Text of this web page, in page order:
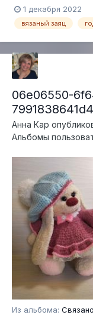
использования
подробное
1 декабря 2022
вязаный заяц
06e06550-
Анна Кар
Альбомы
Из альбома: